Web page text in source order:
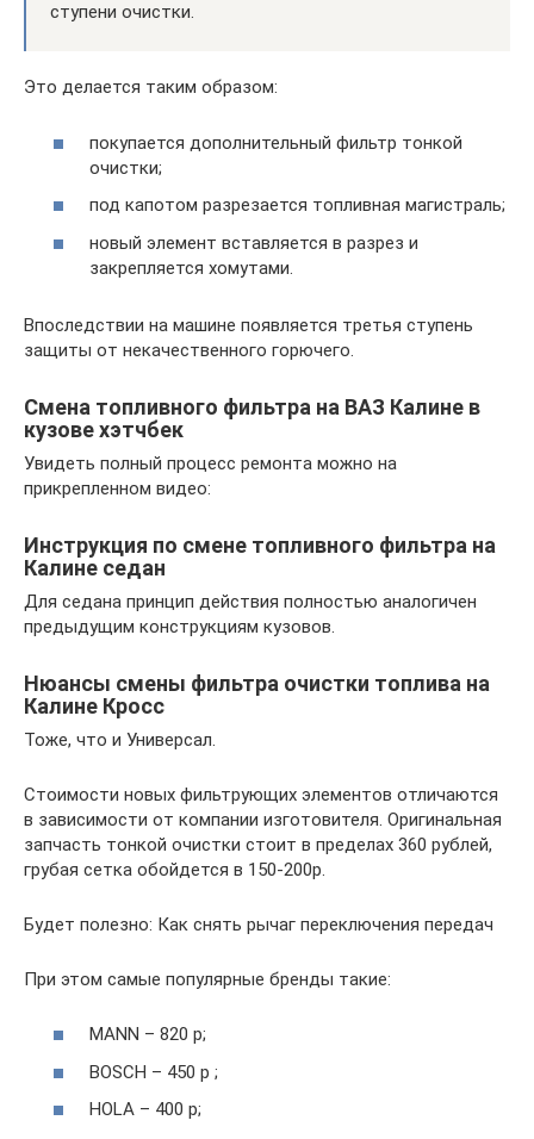
ступени очистки.
Это делается таким образом:
покупается дополнительный фильтр тонкой
очистки;
под капотом разрезается топливная магистраль;
новый элемент вставляется в разрез и
закрепляется хомутами.
Впоследствии на машине появляется третья ступень
защиты от некачественного горючего.
Смена топливного фильтра на ВАЗ Калине в
кузове хэтчбек
Увидеть полный процесс ремонта можно на
прикрепленном видео:
Инструкция по смене топливного фильтра на
Калине седан
Для седана принцип действия полностью аналогичен
предыдущим конструкциям кузовов.
Нюансы смены фильтра очистки топлива на
Калине Кросс
Тоже, что и Универсал.
Стоимости новых фильтрующих элементов отличаются
в зависимости от компании изготовителя. Оригинальная
запчасть тонкой очистки стоит в пределах 360 рублей,
грубая сетка обойдется в 150-200р.
Будет полезно: Как снять рычаг переключения передач
При этом самые популярные бренды такие:
MANN – 820 р;
BOSCH – 450 р ;
HOLA – 400 р;